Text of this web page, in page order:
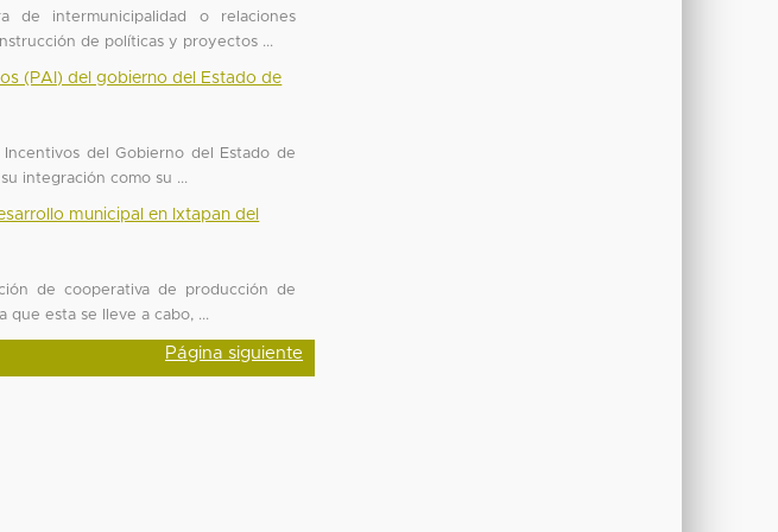
intermunicipalidad o relaciones
de políticas y proyectos ...
(PAI) del gobierno del Estado de
del Gobierno del Estado de
integración como su ...
municipal en Ixtapan del
de cooperativa de producción de
que esta se lleve a cabo, ...
Página siguiente